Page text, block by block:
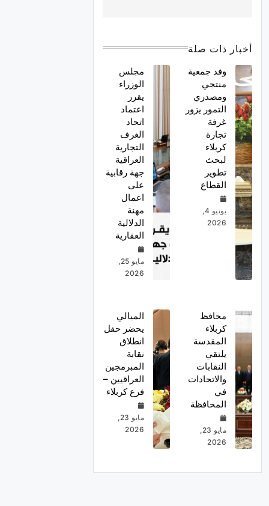
أخبار ذات صلة
وفد جمعية
منتجي
ومصدري
التمور يزور
غرفة
تجارة
كربلاء
لبحث
تطوير
القطاع
يونيو 4,
2026
مجلس
الوزراء
يقرر
اعتماد
اتحاد
الغرف
التجارية
العراقية
جهة رقابية
على
اعمال
مهنة
الدلالية
العقارية
مايو 25,
2026
محافظ
كربلاء
المقدسة
يلتقي
النقابات
والاتحادات
في
المحافظة
مايو 23,
2026
الميالي
يحضر حفل
انطلاق
نقابة
المبرمجين
العراقيين –
فرع كربلاء
مايو 23,
2026